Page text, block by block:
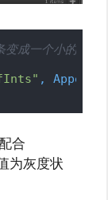
成一个小的选择
,
合
为灰度状